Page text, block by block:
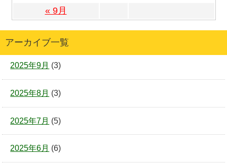
« 9月
アーカイブ一覧
2025年9月 (3)
2025年8月 (3)
2025年7月 (5)
2025年6月 (6)